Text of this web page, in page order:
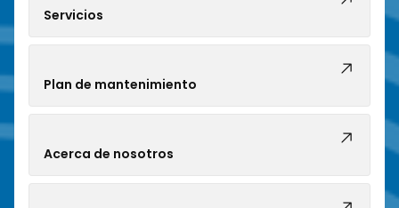
Servicios
Plan de mantenimiento
Acerca de nosotros